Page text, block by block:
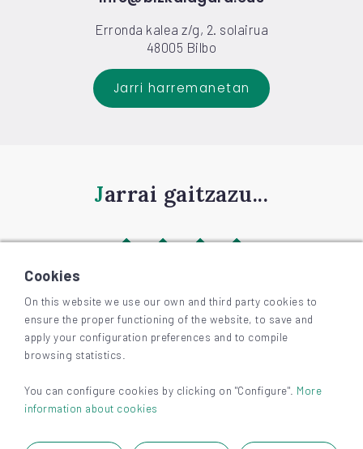
Erronda kalea z/g, 2. solairua
48005 Bilbo
Jarri harremanetan
Jarrai gaitzazu...
©2026 BIZKAIAGARA
Irisgarritasuna
Lege-oharra eta pribatutasuna
Cookies
On this website we use our own and third party cookies to
ensure the proper functioning of the website, to save and
apply your configuration preferences and to compile
browsing statistics.
You can configure cookies by clicking on "Configure". More
information about cookies